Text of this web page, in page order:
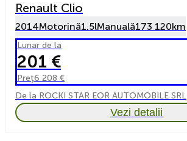
Renault Clio
2014Motorină1.5lManuală173 120km
Lunar de la
201 €
Preț6 208 €
De la ROCKI STAR EOR AUTOMOBILE SRL
Vezi detalii